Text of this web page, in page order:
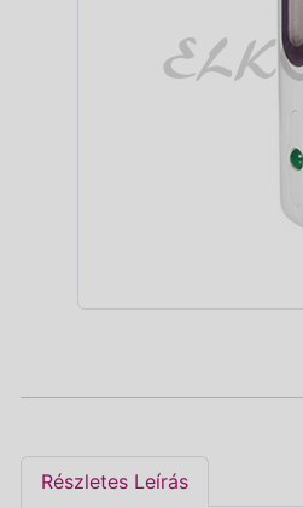
Részletes Leírás